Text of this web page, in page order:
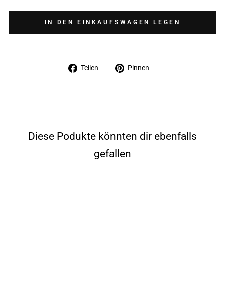
IN DEN EINKAUFSWAGEN LEGEN
Teilen
Auf
Pinnen
Diese Podukte könnten dir ebenfalls
gefallen